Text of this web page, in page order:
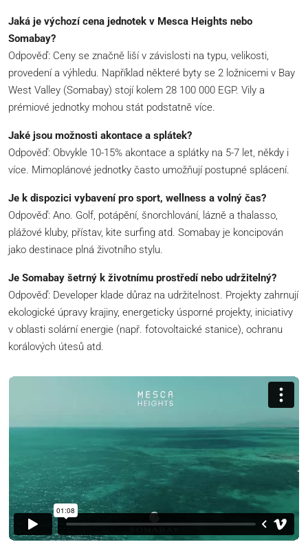
Jaká je výchozí cena jednotek v Mesca Heights nebo
Somabay?
Odpověď: Ceny se značně liší v závislosti na typu, velikosti,
provedení a výhledu. Například některé byty se 2 ložnicemi v Bay
West Valley (Somabay) stojí kolem 28 100 000 EGP. Vily a
prémiové jednotky mohou stát podstatně více.
Jaké jsou možnosti akontace a splátek?
Odpověď: Obvykle 10-15% akontace a splátky na 5-7 let, někdy i
více. Mimoplánové jednotky často umožňují postupné splácení.
Je k dispozici vybavení pro sport, wellness a volný čas?
Odpověď: Ano. Golf, potápění, šnorchlování, lázně a thalasso,
plážové kluby, přístav, kite surfing atd. Somabay je koncipován
jako destinace plná životního stylu.
Je Somabay šetrný k životnímu prostředí nebo udržitelný?
Odpověď: Developer klade důraz na udržitelnost. Projekty zahrnují
ekologické úpravy krajiny, energeticky úsporné projekty, iniciativy
v oblasti solární energie (např. fotovoltaické stanice), ochranu
korálových útesů atd.